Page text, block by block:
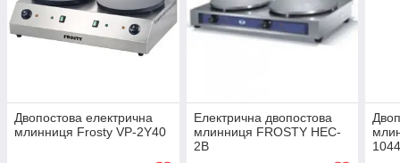
Двопостова електрична
млинниця Frosty VP-2Y40
Електрична двопостова
млинниця FROSTY HEC-
2B